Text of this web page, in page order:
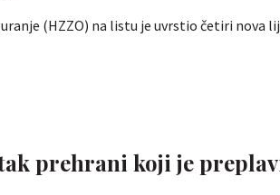
(HZZO) na listu je uvrstio četiri nova
prehrani koji je